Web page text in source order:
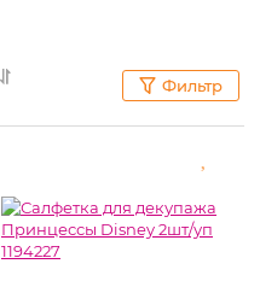
Фильтр